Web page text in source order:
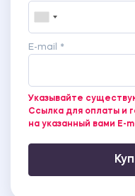
E-mail *
Указывайте
Ссылка для оплаты и
на указанный вами E-